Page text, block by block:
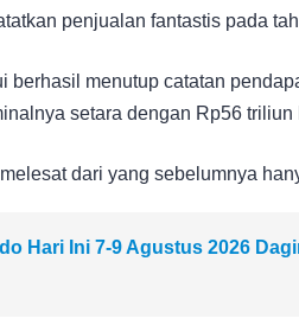
penjualan fantastis pada
berhasil menutup catatan
setara dengan Rp56 triliun
dari yang sebelumnya
Hari Ini 7-9 Agustus 2026